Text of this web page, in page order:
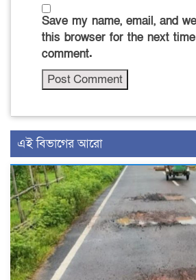
Save my name, email, and
this browser for the next
comment.
এই বিভাগের আরো